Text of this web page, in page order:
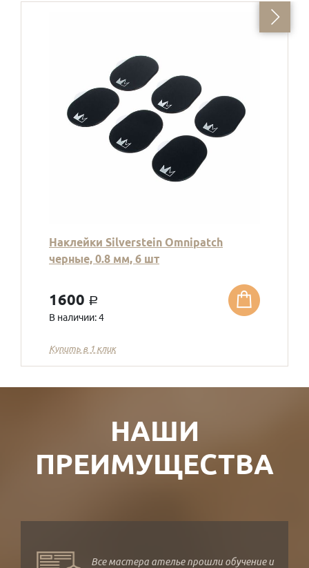
Наклейки Silverstein Omnipatch
черные, 0.8 мм, 6 шт
1600 a
В наличии: 4
Купить в 1 клик
НАШИ
ПРЕИМУЩЕСТВА
Все мастера ателье прошли обучение и